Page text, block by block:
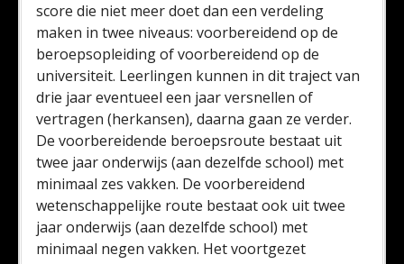
score die niet meer doet dan een verdeling
maken in twee niveaus: voorbereidend op de
beroepsopleiding of voorbereidend op de
universiteit. Leerlingen kunnen in dit traject van
drie jaar eventueel een jaar versnellen of
vertragen (herkansen), daarna gaan ze verder.
De voorbereidende beroepsroute bestaat uit
twee jaar onderwijs (aan dezelfde school) met
minimaal zes vakken. De voorbereidend
wetenschappelijke route bestaat ook uit twee
jaar onderwijs (aan dezelfde school) met
minimaal negen vakken. Het voortgezet